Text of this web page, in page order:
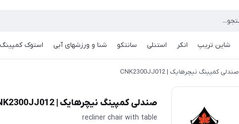
شاین تریپ انکر استنلی سانتکو شنا و ورزشهای آبی استوک کمپینگ
صندلی کمپینگ نیچرهایک | CNK2300JJ012
صندلی کمپینگ نیچرهایک | CNK2300JJ012
recliner chair with table